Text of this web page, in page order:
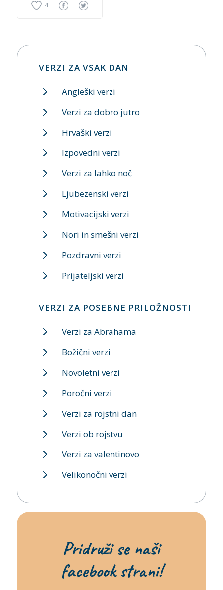
4
VERZI ZA VSAK DAN
Angleški verzi
Verzi za dobro jutro
Hrvaški verzi
Izpovedni verzi
Verzi za lahko noč
Ljubezenski verzi
Motivacijski verzi
Nori in smešni verzi
Pozdravni verzi
Prijateljski verzi
VERZI ZA POSEBNE PRILOŽNOSTI
Verzi za Abrahama
Božični verzi
Novoletni verzi
Poročni verzi
Verzi za rojstni dan
Verzi ob rojstvu
Verzi za valentinovo
Velikonočni verzi
Pridruži se naši
facebook strani!